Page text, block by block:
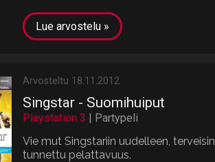
Lue arvostelu »
Arvosteltu 18.11.2012
Singstar - Suomihuiput
Playstation 3 | Partypeli
Vie mut Singstariin uudelleen, terveisin
tunnettu pelattavuus.